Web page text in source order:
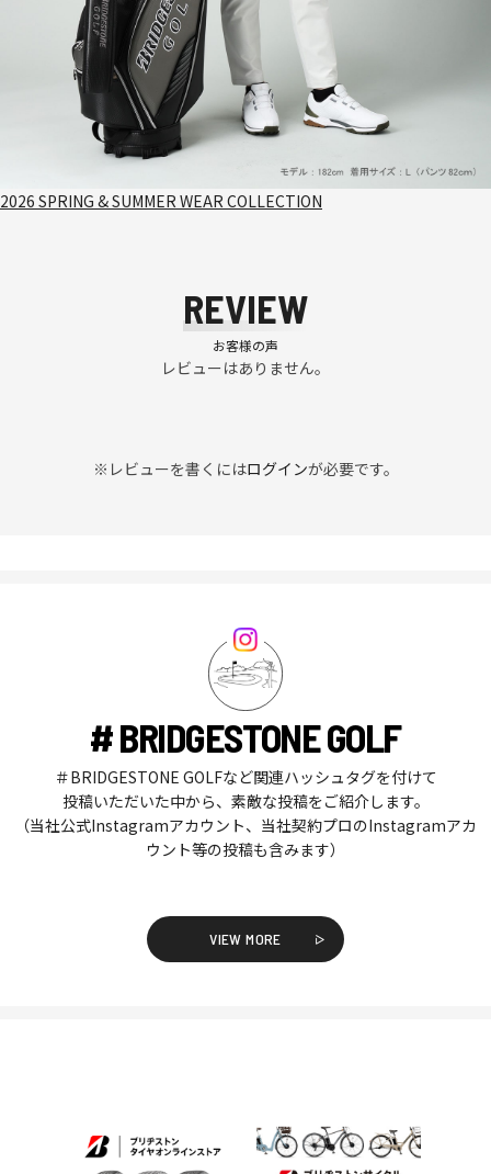
2026 SPRING & SUMMER WEAR COLLECTION
REVIEW
お客様の声
レビューはありません。
※レビューを書くにはログインが必要です。
# BRIDGESTONE GOLF
＃BRIDGESTONE GOLFなど関連ハッシュタグを付けて
投稿いただいた中から、素敵な投稿をご紹介します。
（当社公式Instagramアカウント、当社契約プロのInstagramアカ
ウント等の投稿も含みます）
VIEW MORE